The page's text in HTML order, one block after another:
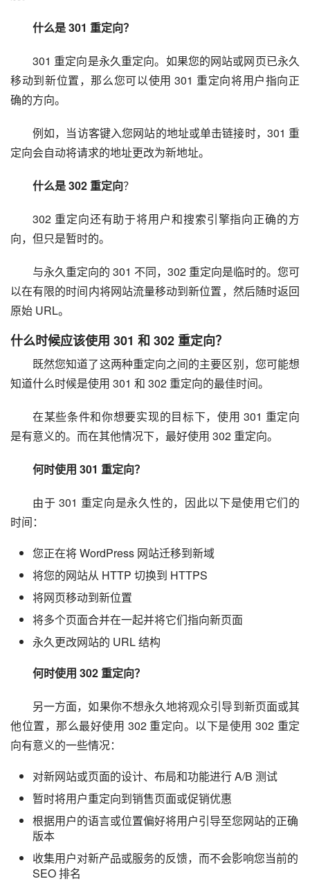
什么是 301 重定向？
301 重定向是永久重定向。如果您的网站或网页已永久
移动到新位置，那么您可以使用 301 重定向将用户指向正
确的方向。
例如，当访客键入您网站的地址或单击链接时，301 重
定向会自动将请求的地址更改为新地址。
什么是 302 重定向？
302 重定向还有助于将用户和搜索引擎指向正确的方
向，但只是暂时的。
与永久重定向的 301 不同，302 重定向是临时的。您可
以在有限的时间内将网站流量移动到新位置，然后随时返回
原始 URL。
什么时候应该使用 301 和 302 重定向？
既然您知道了这两种重定向之间的主要区别，您可能想
知道什么时候是使用 301 和 302 重定向的最佳时间。
在某些条件和你想要实现的目标下，使用 301 重定向
是有意义的。而在其他情况下，最好使用 302 重定向。
何时使用 301 重定向？
由于 301 重定向是永久性的，因此以下是使用它们的
时间：
您正在将 WordPress 网站迁移到新域
将您的网站从 HTTP 切换到 HTTPS
将网页移动到新位置
将多个页面合并在一起并将它们指向新页面
永久更改网站的 URL 结构
何时使用 302 重定向？
另一方面，如果你不想永久地将观众引导到新页面或其
他位置，那么最好使用 302 重定向。以下是使用 302 重定
向有意义的一些情况：
对新网站或页面的设计、布局和功能进行 A/B 测试
暂时将用户重定向到销售页面或促销优惠
根据用户的语言或位置偏好将用户引导至您网站的正确
版本
收集用户对新产品或服务的反馈，而不会影响您当前的
SEO 排名